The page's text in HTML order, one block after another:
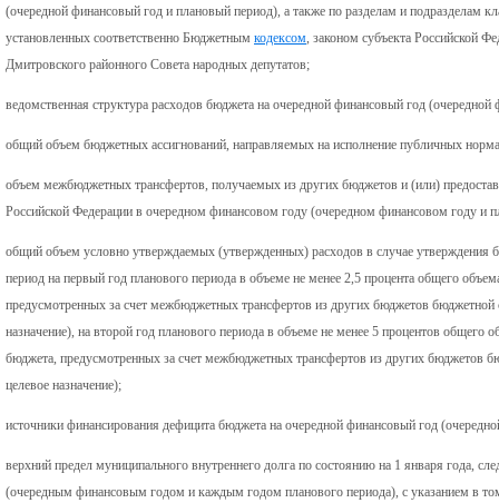
(очередной финансовый год и плановый период), а также по разделам и подразделам
установленных соответственно Бюджетным кодексом , законом субъекта Российской
Дмитровского районного Совета народных депутатов;
ведомственная структура расходов бюджета на очередной финансовый год
общий объем бюджетных ассигнований, направляемых на исполнение публичных
объем межбюджетных трансфертов, получаемых из других бюджетов и (или)
Российской Федерации в очередном финансовом году (очередном финансовом году и
общий объем условно утверждаемых (утвержденных) расходов в случае утверждения
период на первый год планового периода в объеме не менее 2,5 процента общего
предусмотренных за счет межбюджетных трансфертов из других бюджетов
назначение), на второй год планового периода в объеме не менее 5 процентов общего
бюджета, предусмотренных за счет межбюджетных трансфертов из других бюджетов
целевое назначение);
источники финансирования дефицита бюджета на очередной финансовый год
верхний предел муниципального внутреннего долга по состоянию на 1 января года,
(очередным финансовым годом и каждым годом планового периода), с указанием в